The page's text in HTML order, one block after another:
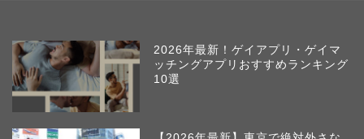
2026年最新！ゲイアプリ・ゲイマ
ッチングアプリおすすめランキング
10選